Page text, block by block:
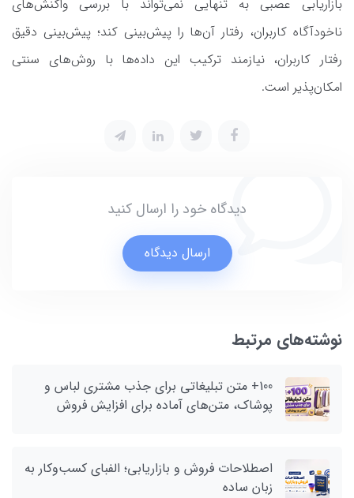
بازاریابی عصبی به تنهایی نمی‌تواند با بررسی واکنش‌های
ناخودآگاه کاربران، رفتار آن‌ها را پیش‌بینی کند؛ پیش‌بینی دقیق
رفتار کاربران، نیازمند ترکیب این داده‌ها با روش‌های سنتی
امکان‌پذیر است.
دیدگاه خود را ارسال کنید
ارسال دیدگاه
نوشته‌های مرتبط
100+ متن تبلیغاتی برای جذب مشتری لباس و
پوشاک، متن‌های آماده برای افزایش فروش
اصطلاحات فروش و بازاریابی؛ الفبای کسب‌وکار به
زبان ساده